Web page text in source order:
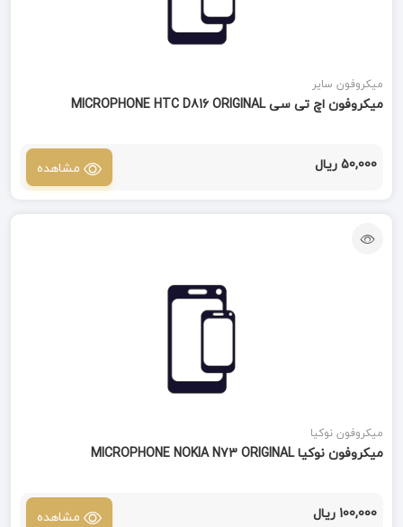
میکروفون سایر
میکروفون اچ تی سی MICROPHONE HTC D816 ORIGINAL
50,000 ریال مشاهده
میکروفون نوکیا
میکروفون نوکیا MICROPHONE NOKIA N73 ORIGINAL
100,000 ریال مشاهده